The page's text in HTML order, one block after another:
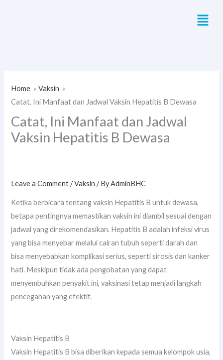
Menu
Home
Vaksin
Catat, Ini Manfaat dan Jadwal Vaksin Hepatitis B Dewasa
Catat, Ini Manfaat dan Jadwal
Vaksin Hepatitis B Dewasa
Leave a Comment /Vaksin / ByAdminBHC
Ketika berbicara tentang vaksin Hepatitis B untuk dewasa,
betapa pentingnya memastikan vaksin ini diambil sesuai dengan
jadwal yang direkomendasikan. Hepatitis B adalah infeksi virus
yang bisa menyebar melalui cairan tubuh seperti darah dan
bisa menyebabkan komplikasi serius, seperti sirosis dan kanker
hati. Meskipun tidak ada pengobatan yang dapat
menyembuhkan penyakit ini, vaksinasi tetap menjadi langkah
pencegahan yang efektif.
Vaksin Hepatitis B
Vaksin Hepatitis B bisa diberikan kepada semua kelompok usia,